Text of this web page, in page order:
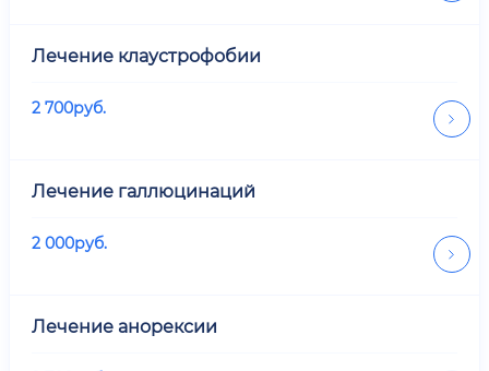
Лечение клаустрофобии
2 700руб.
Лечение галлюцинаций
2 000руб.
Лечение анорексии